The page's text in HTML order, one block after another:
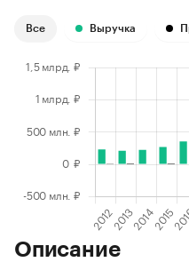
Все Выручка
Описание